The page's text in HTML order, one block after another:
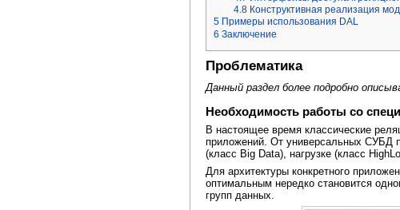
4.8 Конструктивная реализация
5 Примеры использования DAL
6 Заключение
Проблематика
Данный раздел более подробно
Необходимость работы со
В настоящее время классические
приложений. От универсальных СУБД
(класс Big Data), нагрузке (класс
Для архитектуры конкретного
оптимальным нередко становится
групп данных.